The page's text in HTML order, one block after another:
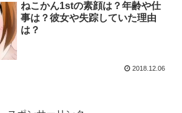
ねこかん1stの素顔は？年齢や仕
事は？彼女や失踪していた理由
は？
2018.12.06